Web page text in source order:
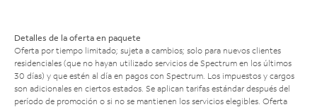
Detalles de la oferta en paquete
Oferta por tiempo limitado; sujeta a cambios; solo para nuevos clientes
residenciales (que no hayan utilizado servicios de Spectrum en los últimos
30 días) y que estén al día en pagos con Spectrum. Los impuestos y cargos
son adicionales en ciertos estados. Se aplican tarifas estándar después del
período de promoción o si no se mantienen los servicios elegibles. Oferta